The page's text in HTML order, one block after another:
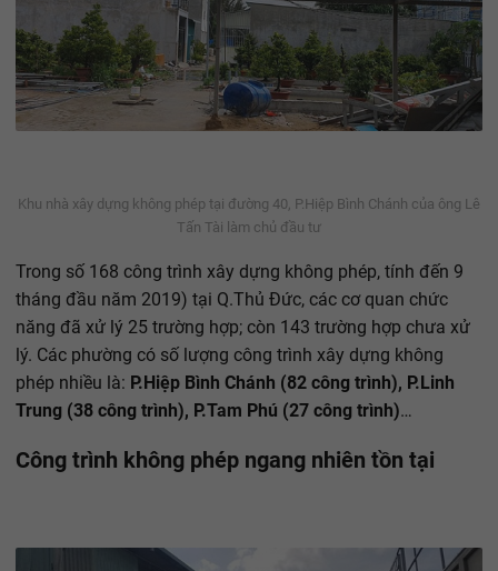
Khu nhà xây dựng không phép tại đường 40, P.Hiệp Bình Chánh của ông Lê
Tấn Tài làm chủ đầu tư
Trong số 168 công trình xây dựng không phép, tính đến 9
tháng đầu năm 2019) tại Q.Thủ Đức, các cơ quan chức
năng đã xử lý 25 trường hợp; còn 143 trường hợp chưa xử
lý. Các phường có số lượng công trình xây dựng không
phép nhiều là: P.Hiệp Bình Chánh (82 công trình), P.Linh
Trung (38 công trình), P.Tam Phú (27 công trình)…
Công trình không phép ngang nhiên tồn tại